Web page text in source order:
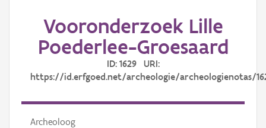
AanmeldenVooronderzoek Lille
Poederlee-Groesaard
ID: 1629 URI:
https://id.erfgoed.net/archeologie/archeologienotas/
Archeoloog